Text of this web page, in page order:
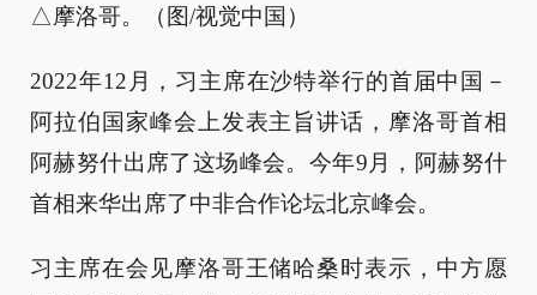
△摩洛哥。（图/视觉中国）
2022年12月，习主席在沙特举行的首届中国－
阿拉伯国家峰会上发表主旨讲话，摩洛哥首相
阿赫努什出席了这场峰会。今年9月，阿赫努什
首相来华出席了中非合作论坛北京峰会。
习主席在会见摩洛哥王储哈桑时表示，中方愿